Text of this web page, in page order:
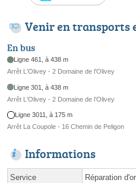
Venir en transports
En bus
Ligne 461, à 438 m
Arrêt L'Olivey - 2 Domaine de l'Olivey
Ligne 301, à 438 m
Arrêt L'Olivey - 2 Domaine de l’Olivey
Ligne 3011, à 175 m
Arrêt La Coupole - 16 Chemin de Peligon
Informations
Service Réparation